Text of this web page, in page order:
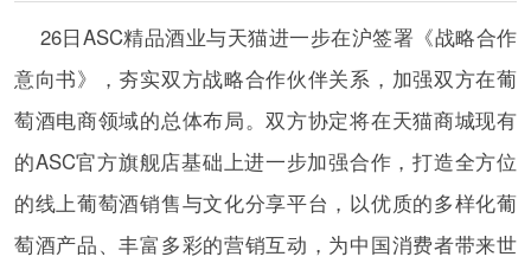
26日ASC精品酒业与天猫进一步在沪签署《战略合作
意向书》，夯实双方战略合作伙伴关系，加强双方在葡
萄酒电商领域的总体布局。双方协定将在天猫商城现有
的ASC官方旗舰店基础上进一步加强合作，打造全方位
的线上葡萄酒销售与文化分享平台，以优质的多样化葡
萄酒产品、丰富多彩的营销互动，为中国消费者带来世